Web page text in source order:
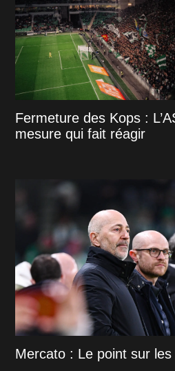
Fermeture des Kops :
mesure qui fait réagir
Mercato : Le point sur